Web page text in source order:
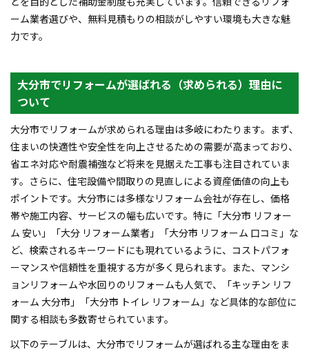
ーム業者選びや、無料見積もりの相談がしやすい環境も大きな魅
力です。
大分市でリフォームが選ばれる（求められる）理由に
ついて
大分市でリフォームが求められる理由は多岐にわたります。まず、
住まいの快適性や安全性を向上させるための需要が高まっており、
省エネ対応や耐震補強など将来を見据えた工事も注目されていま
す。さらに、住宅設備や間取りの見直しによる資産価値の向上も
ポイントです。大分市には多様なリフォーム会社が存在し、価格
帯や施工内容、サービスの幅も広いです。特に「大分市 リフォー
ム 安い」「大分 リフォーム業者」「大分市 リフォーム 口コミ」な
ど、検索されるキーワードにも現れているように、コストパフォ
ーマンスや信頼性を重視する方が多く見られます。また、マンシ
ョンリフォームや水回りのリフォームも人気で、「キッチン リフ
ォーム 大分市」「大分市 トイレ リフォーム」など具体的な部位に
関する相談も多数寄せられています。
以下のテーブルは、大分市でリフォームが選ばれる主な理由をま